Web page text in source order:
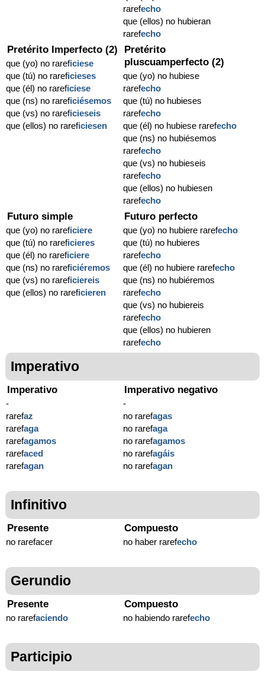
rarefecho
que (ellos) no hubieran
rarefecho
Pretérito Imperfecto (2)
que (yo) no rareficiese
que (tú) no rareficieses
que (él) no rareficiese
que (ns) no rareficiésemos
que (vs) no rareficieseis
que (ellos) no rareficiesen
Pretérito
pluscuamperfecto (2)
que (yo) no hubiese
rarefecho
que (tú) no hubieses
rarefecho
que (él) no hubiese rarefecho
que (ns) no hubiésemos
rarefecho
que (vs) no hubieseis
rarefecho
que (ellos) no hubiesen
rarefecho
Futuro simple
que (yo) no rareficiere
que (tú) no rareficieres
que (él) no rareficiere
que (ns) no rareficiéremos
que (vs) no rareficiereis
que (ellos) no rareficieren
Futuro perfecto
que (yo) no hubiere rarefecho
que (tú) no hubieres
rarefecho
que (él) no hubiere rarefecho
que (ns) no hubiéremos
rarefecho
que (vs) no hubiereis
rarefecho
que (ellos) no hubieren
rarefecho
Imperativo
Imperativo
-
rarefaz
rarefaga
rarefagamos
rarefaced
rarefagan
Imperativo negativo
-
no rarefagas
no rarefaga
no rarefagamos
no rarefagáis
no rarefagan
Infinitivo
Presente
no rarefacer
Compuesto
no haber rarefecho
Gerundio
Presente
no rarefaciendo
Compuesto
no habiendo rarefecho
Participio